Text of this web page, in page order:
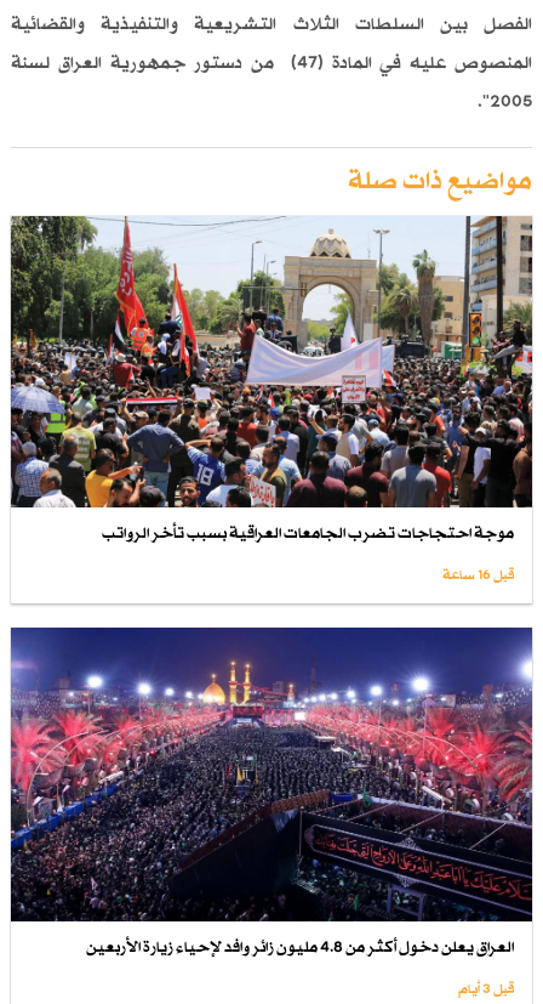
الفصل بين السلطات الثلاث التشريعية والتنفيذية والقضائية
‏المنصوص عليه في المادة (47) من دستور جمهورية العراق لسنة
مواضيع ذات صلة
موجة احتجاجات تضرب الجامعات العراقية بسبب تأخر الرواتب
قبل 16 ساعة
العراق يعلن دخول أكثر من 4.8 مليون زائر وافد لإحياء زيارة الأربعين
قبل 3 أيام